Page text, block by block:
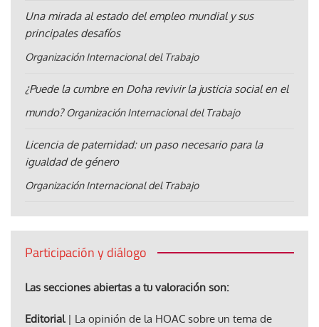
Una mirada al estado del empleo mundial y sus
principales desafíos
Organización Internacional del Trabajo
¿Puede la cumbre en Doha revivir la justicia social en el
mundo? Organización Internacional del Trabajo
Licencia de paternidad: un paso necesario para la
igualdad de género
Organización Internacional del Trabajo
Participación y diálogo
Las secciones abiertas a tu valoración son:
Editorial| La opinión de la HOAC sobre un tema de